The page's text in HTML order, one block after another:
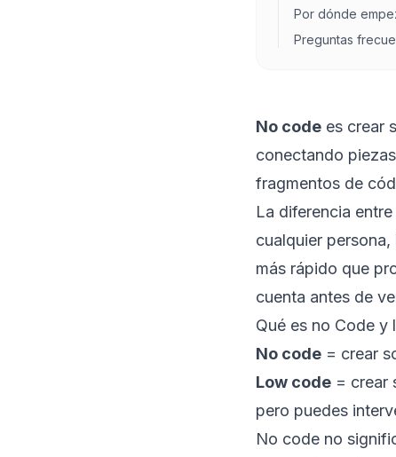
Por dónde
Preguntas
No code es crear
conectando
fragmentos de
La diferencia
cualquier
más rápido que
cuenta antes de
Qué es no Code y
No code = crear
Low code = crear
pero puedes
No code no